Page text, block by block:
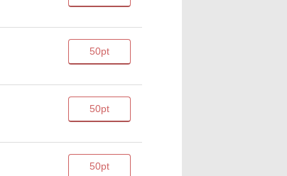
50pt
50pt
50pt